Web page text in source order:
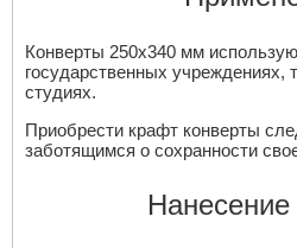
Конверты 250х340 мм
государственных учреждениях,
студиях.
Приобрести крафт конверты
заботящимся о сохранности
Нанесение